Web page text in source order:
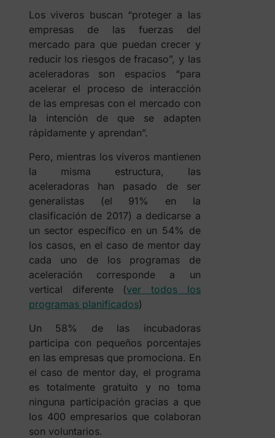
Los viveros buscan “proteger a las
empresas de las fuerzas del
mercado para que puedan crecer y
reducir los riesgos de fracaso”, y las
aceleradoras son espacios “para
acelerar el proceso de interacción
de las empresas con el mercado con
la intención de que se adapten
rápidamente y aprendan”.
Pero, mientras los viveros mantienen
la misma estructura, las
aceleradoras han pasado de ser
generalistas (el 91% en la
clasificación de 2017) a dedicarse a
un sector específico en un 54% de
los casos, en el caso de mentor day
cada uno de los programas de
aceleración corresponde a un
vertical diferente (ver todos los
programas planificados)
Un 58% de las incubadoras
participa con pequeños porcentajes
en las empresas que promociona. En
el caso de mentor day, el programa
es totalmente gratuito y no toma
ninguna participación gracias a que
los 400 empresarios que colaboran
son voluntarios.